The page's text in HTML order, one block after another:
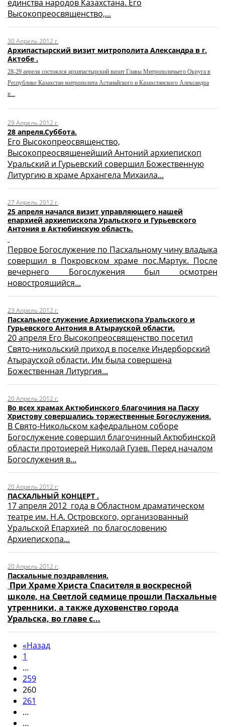
единства народов Казахстана. Его
Высокопреосвященство,...
30 Апрель 2012 г.
Архипастырский визит митрополита Александра в г.
Актобе .
28-29 апреля состоялся архипастырский визит Главы Митрополичьего Округа в
Республике Казахстан митрополита Астанайского и Казахстанского Александра
в...
29 Апрель 2012 г.
28 апреля.Суббота.
Его Высокопреосвященство,
Высокопреосвященейший Антоний архиепископ
Уральский и Гурьевский совершил Божественную
Литургию в храме Архангела Михаила...
27 Апрель 2012 г.
25 апреля начался визит управляющего нашей
епархией архиепископа Уральского и Гурьевского
Антония в Актюбинскую область.
Первое Богослужение по Пасхальному чину владыка
совершил в Покровском храме пос.Мартук. После
вечернего Богослужения был осмотрен
новостроящийся...
23 Апрель 2012 г.
Пасхальное служение Архиепископа Уральского и
Гурьевского Антония в Атырауской области.
20 апреля Его Высокопреосвященство посетил
Свято-никольский приход в поселке Индерборский
Атырауской области. Им была совершена
Божественная Литургия...
20 Апрель 2012 г.
Во всех храмах Актюбинского благочиния на Пасху
Христову совершались торжественные Богослужения.
В Свято-Никольском кафедральном соборе
Богослужение совершил благочинный Актюбинской
области протоиерей Николай Гузев. Перед началом
Богослужения в...
20 Апрель 2012 г.
ПАСХАЛЬНЫЙ КОНЦЕРТ .
17 апреля 2012 года в Областном драматическом
театре им. Н.А. Островского, организованный
Уральской Епархией по благословению
Архиепископа...
20 Апрель 2012 г.
Пасхальные поздравления.
При Храме Христа Спасителя в воскресной
школе, на Светлой седмице прошли Пасхальные
утренники, а также духовенство города
Уральска, во главе с...
«Назад
1
…
259
260
261
…
…